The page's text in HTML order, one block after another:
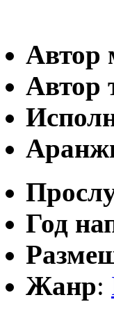
Автор
Автор
Год
Жанр: